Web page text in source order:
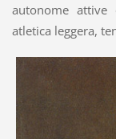
autonome attive
atletica leggera,